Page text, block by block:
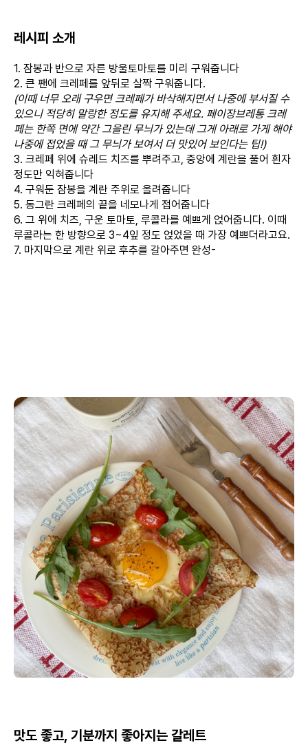
레시피 소개
1. 잠봉과 반으로 자른 방울토마토를 미리 구워줍니다
2. 큰 팬에 크레페를 앞뒤로 살짝 구워줍니다.
(이때 너무 오래 구우면 크레페가 바삭해지면서 나중에 부서질 수
있으니 적당히 말랑한 정도를 유지해 주세요. 페이장브레통 크레
페는 한쪽 면에 약간 그을린 무늬가 있는데 그게 아래로 가게 해야
나중에 접었을 때 그 무늬가 보여서 더 맛있어 보인다는 팁!)
3. 크레페 위에 슈레드 치즈를 뿌려주고, 중앙에 계란을 풀어 흰자
정도만 익혀줍니다
4. 구워둔 잠봉을 계란 주위로 올려줍니다
5. 동그란 크레페의 끝을 네모나게 접어줍니다
6. 그 위에 치즈, 구운 토마토, 루콜라를 예쁘게 얹어줍니다. 이때
루콜라는 한 방향으로 3~4잎 정도 얹었을 때 가장 예쁘더라고요.
7. 마지막으로 계란 위로 후추를 갈아주면 완성-
맛도 좋고, 기분까지 좋아지는 갈레트